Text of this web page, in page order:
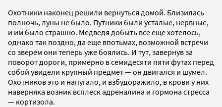
Охотники наконец решили вернуться домой. Близилась
полночь, луны не было. Путники были усталые, нервные,
и им было страшно. Медведя добыть все еще хотелось,
однако так поздно, да еще впотьмах, возможной встречи
со зверем они теперь уже боялись. И тут, завернув за
поворот дороги, примерно в семидесяти пяти футах перед
собой увидели крупный предмет — он двигался и шумел.
Охотников это и напугало, и взбудоражило, в крови у них
наверняка возник всплеск адреналина и гормона стресса
— кортизола.